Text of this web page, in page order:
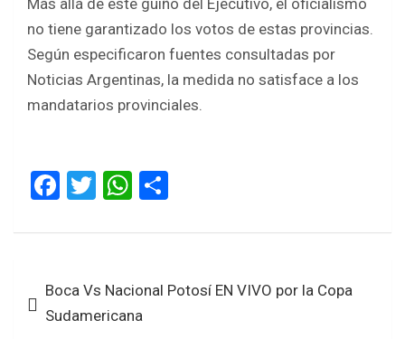
Más allá de este guiño del Ejecutivo, el oficialismo
no tiene garantizado los votos de estas provincias.
Según especificaron fuentes consultadas por
Noticias Argentinas, la medida no satisface a los
mandatarios provinciales.
F
ce
o
o
T
tt
W
at
A
p
ar
de Boca Vs Nacional Potosí EN VIVO por la Copa
Sudamericana